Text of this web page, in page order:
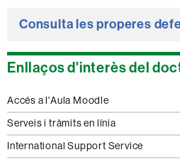
Consulta les properes
Enllaços d'interès del
Accés a l'Aula Moodle
Serveis i tràmits en línia
International Support Service